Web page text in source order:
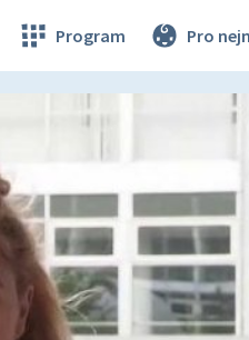
Program Pro